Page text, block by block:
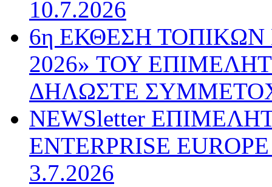
10.7.2026
6η ΕΚΘΕΣΗ ΤΟΠΙΚΩΝ
2026» ΤΟΥ
ΔΗΛΩΣΤΕ
NEWSletter
ENTERPRISE
3.7.2026